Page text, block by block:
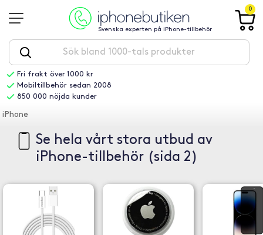
Svenska experten på iPhone-tillbehör
0
Fri frakt över 1000 kr
Mobiltillbehör sedan 2008
850 000 nöjda kunder
iPhone
Se hela vårt stora utbud av
iPhone-tillbehör (sida 2)